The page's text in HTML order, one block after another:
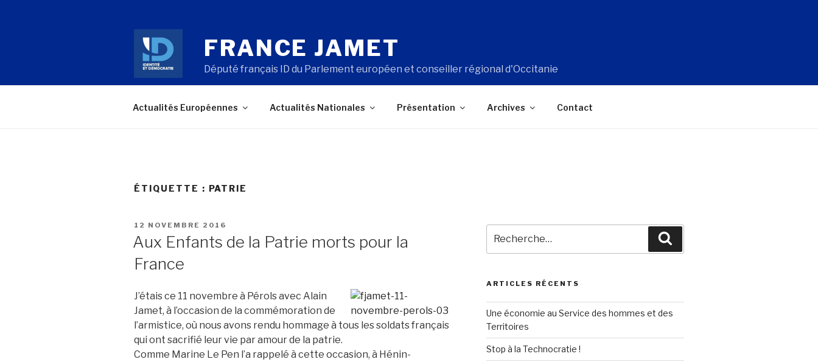
FRANCE JAMET
Député français ID du Parlement européen et conseiller régional d'Occitanie
Actualités Européennes Actualités Nationales Présentation Archives Contact
ÉTIQUETTE : PATRIE
PUBLIÉ
LE
12 NOVEMBRE 2016
Aux Enfants de la Patrie morts pour la
France
J’étais ce 11 novembre à Pérols avec Alain
Jamet, à l’occasion de la commémoration de
l’armistice, où nous avons rendu hommage à tous les soldats français
qui ont sacrifié leur vie par amour de la patrie.
Comme Marine Le Pen l’a rappelé à cette occasion, à Hénin-
pour
ARTICLES RÉCENTS
Une économie au Service des hommes et des
Territoires
Stop à la Technocratie !